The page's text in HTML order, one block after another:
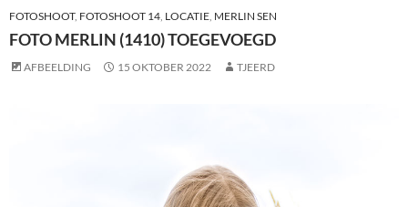
INHOUD
FOTOSHOOT, FOTOSHOOT 14, LOCATIE, MERLIN SEN
FOTO MERLIN (1410) TOEGEVOEGD
AFBEELDING 15 OKTOBER 2022 TJEERD